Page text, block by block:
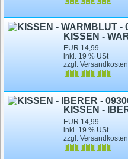
EUR 14,99
inkl. 19 % USt
zzgl. Versandkosten
EUR 14,99
inkl. 19 % USt
zzgl. Versandkosten